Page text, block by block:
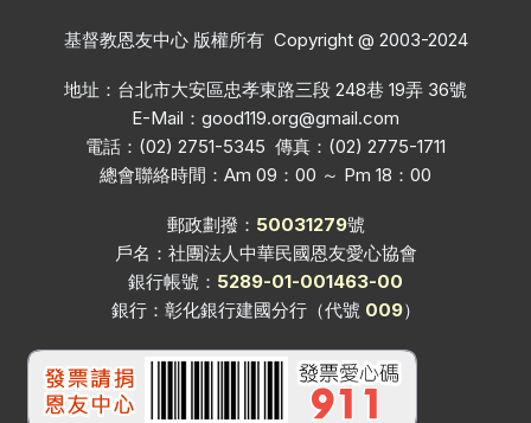
基督教恩友中心 版權所有 Copyright @ 2003-2024
地址：台北市大安區忠孝東路三段 248巷 19弄 36號
E-Mail： good119.org@gmail.com
電話：(02) 2751-5345 傳真：(02) 2775-1711
總會聯絡時間：Am 09：00 ～ Pm 18：00
郵政劃撥： 50031279號
戶名：社團法人中華民國恩友愛心協會
銀行帳號： 5289-01-001463-00
銀行：彰化銀行建國分行（代號 009）